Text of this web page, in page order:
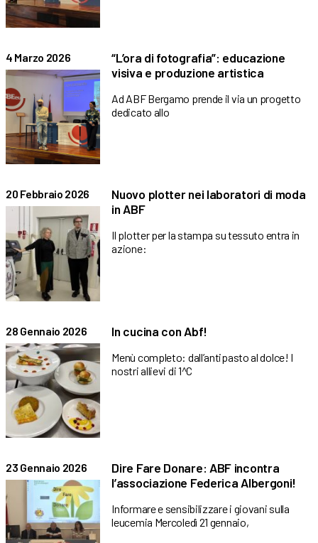
4 Marzo 2026
“L’ora di fotografia”: educazione
visiva e produzione artistica
Ad ABF Bergamo prende il via un progetto
dedicato allo
20 Febbraio 2026
Nuovo plotter nei laboratori di moda
in ABF
Il plotter per la stampa su tessuto entra in
azione:
28 Gennaio 2026 In cucina con Abf!
Menù completo: dall’antipasto al dolce! I
nostri allievi di 1^C
23 Gennaio 2026
Dire Fare Donare: ABF incontra
l’associazione Federica Albergoni!
Informare e sensibilizzare i giovani sulla
leucemia Mercoledì 21 gennaio,